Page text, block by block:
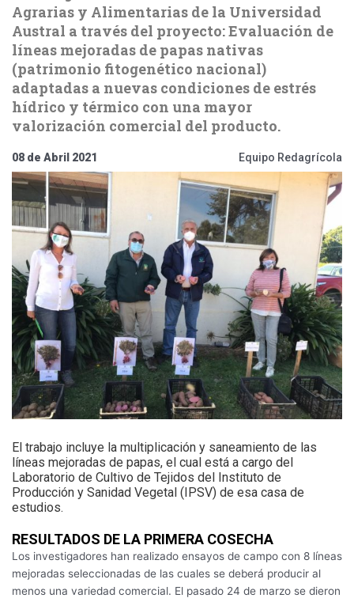
Agrarias y Alimentarias de la Universidad
Austral a través del proyecto: Evaluación de
líneas mejoradas de papas nativas
(patrimonio fitogenético nacional)
adaptadas a nuevas condiciones de estrés
hídrico y térmico con una mayor
valorización comercial del producto.
08 de Abril 2021 Equipo Redagrícola
El trabajo incluye la multiplicación y saneamiento de las
líneas mejoradas de papas, el cual está a cargo del
Laboratorio de Cultivo de Tejidos del Instituto de
Producción y Sanidad Vegetal (IPSV) de esa casa de
estudios.
RESULTADOS DE LA PRIMERA COSECHA
Los investigadores han realizado ensayos de campo con 8 líneas
mejoradas seleccionadas de las cuales se deberá producir al
menos una variedad comercial. El pasado 24 de marzo se dieron